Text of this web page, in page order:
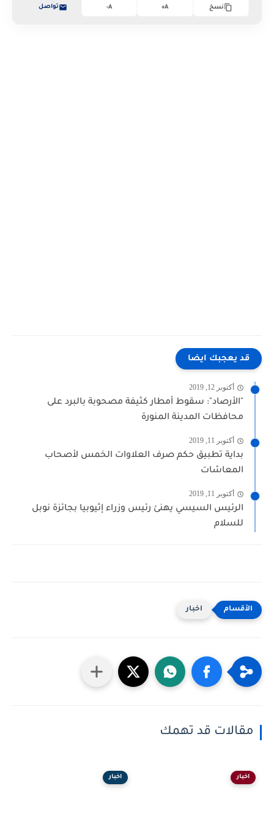
نسخ A+
A- تواصل
قد يعجبك ايضا
أكتوبر 12, 2019
"الأرصاد": سقوط أمطار كثيفة مصحوبة بالبرد على
محافظات المدينة المنورة
أكتوبر 11, 2019
بداية تطبيق حكم صرف العلاوات الخمس لأصحاب
المعاشات
أكتوبر 11, 2019
الرئيس السيسي يهنئ رئيس وزراء إثيوبيا بجائزة نوبل
للسلام
اخبار
مقالات قد تهمك
اخبار اخبار